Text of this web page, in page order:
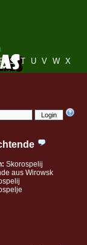
Login
R S T U V W X
Skorospelij
aus Wirowsk